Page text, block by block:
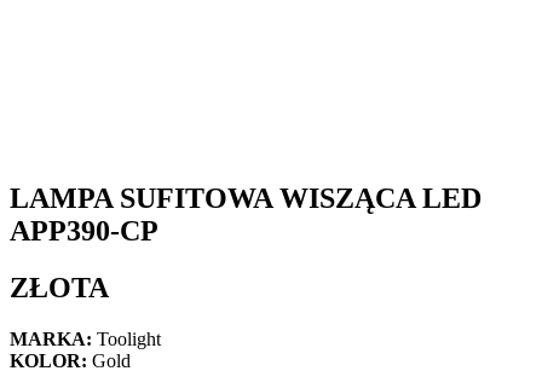
LAMPA SUFITOWA WISZĄCA LED
APP390-CP
ZŁOTA
MARKA: Toolight
KOLOR: Gold